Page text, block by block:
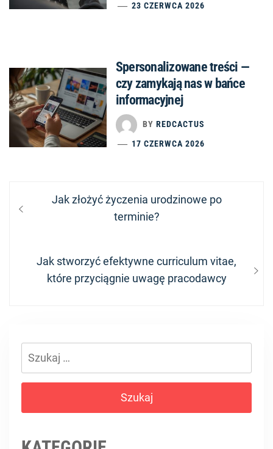
23 CZERWCA 2026
Spersonalizowane treści —
czy zamykają nas w bańce
informacyjnej
BY REDCACTUS
17 CZERWCA 2026
Nawigacja
wpisu
Previous
Jak złożyć życzenia urodzinowe po
terminie?
Next
post:
Jak stworzyć efektywne curriculum vitae,
które przyciągnie uwagę pracodawcy
Szukaj: